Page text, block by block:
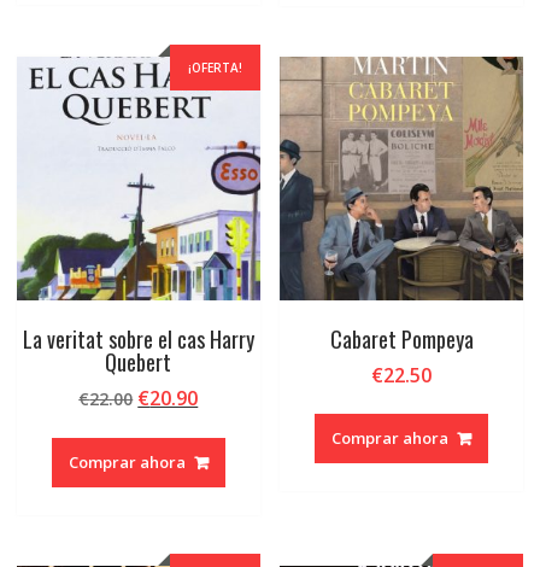
¡OFERTA!
La veritat sobre el cas Harry
Quebert
€22.00 El
original
era:
€20.90El
actual
es:
Comprar ahora
Cabaret Pompeya
€22.50
Comprar ahora